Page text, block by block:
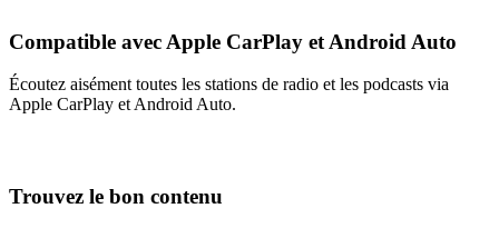
Compatible avec Apple CarPlay et Android Auto
Écoutez aisément toutes les stations de radio et les podcasts via
Apple CarPlay et Android Auto.
Trouvez le bon contenu